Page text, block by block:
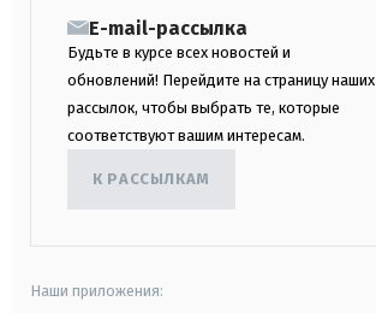
E-mail-рассылка
Будьте в курсе всех новостей и
обновлений! Перейдите на страницу наших
рассылок, чтобы выбрать те, которые
соответствуют вашим интересам.
К РАССЫЛКАМ
Наши приложения: